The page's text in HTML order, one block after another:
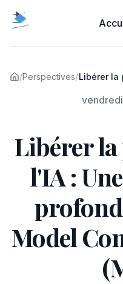
/Perspectives/Libérer la
dans
Libérer la
l'IA :
Model